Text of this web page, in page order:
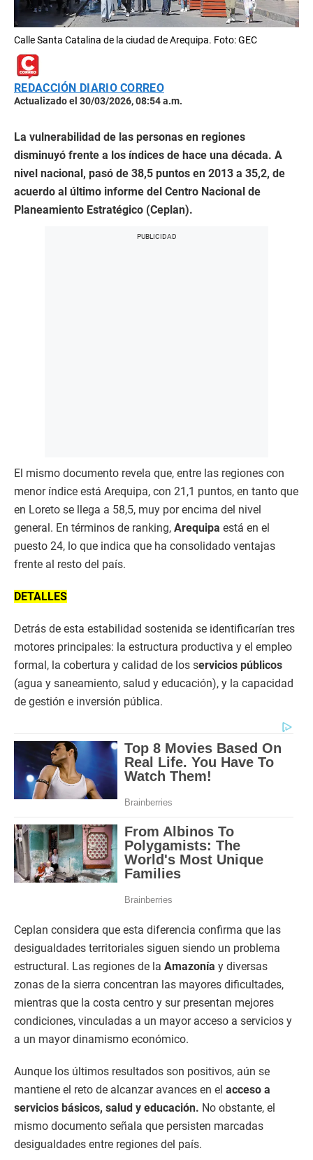
Calle Santa Catalina de la ciudad de Arequipa. Foto: GEC
REDACCIÓN DIARIO CORREO
Actualizado el 30/03/2026, 08:54 a.m.
La vulnerabilidad de las personas en regiones
disminuyó frente a los índices de hace una década. A
nivel nacional, pasó de 38,5 puntos en 2013 a 35,2, de
acuerdo al último informe del Centro Nacional de
Planeamiento Estratégico (Ceplan).
El mismo documento revela que, entre las regiones con
menor índice está Arequipa, con 21,1 puntos, en tanto que
en Loreto se llega a 58,5, muy por encima del nivel
general. En términos de ranking, Arequipa está en el
puesto 24, lo que indica que ha consolidado ventajas
frente al resto del país.
DETALLES
Detrás de esta estabilidad sostenida se identificarían tres
motores principales: la estructura productiva y el empleo
formal, la cobertura y calidad de los servicios públicos
(agua y saneamiento, salud y educación), y la capacidad
de gestión e inversión pública.
Ceplan considera que esta diferencia confirma que las
desigualdades territoriales siguen siendo un problema
estructural. Las regiones de la Amazonía y diversas
zonas de la sierra concentran las mayores dificultades,
mientras que la costa centro y sur presentan mejores
condiciones, vinculadas a un mayor acceso a servicios y
a un mayor dinamismo económico.
Aunque los últimos resultados son positivos, aún se
mantiene el reto de alcanzar avances en el acceso a
servicios básicos, salud y educación. No obstante, el
mismo documento señala que persisten marcadas
desigualdades entre regiones del país.